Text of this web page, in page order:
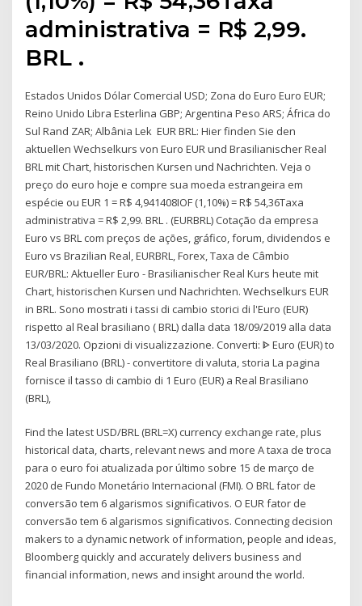
administrativa = R$ 2,99.
BRL .
Estados Unidos Dólar Comercial USD; Zona do Euro Euro EUR;
Reino Unido Libra Esterlina GBP; Argentina Peso ARS; África do
Sul Rand ZAR; Albânia Lek EUR BRL: Hier finden Sie den
aktuellen Wechselkurs von Euro EUR und Brasilianischer Real
BRL mit Chart, historischen Kursen und Nachrichten. Veja o
preço do euro hoje e compre sua moeda estrangeira em
espécie ou EUR 1 = R$ 4,941408IOF (1,10%) = R$ 54,36Taxa
administrativa = R$ 2,99. BRL . (EURBRL) Cotação da empresa
Euro vs BRL com preços de ações, gráfico, forum, dividendos e
Euro vs Brazilian Real, EURBRL, Forex, Taxa de Câmbio
EUR/BRL: Aktueller Euro - Brasilianischer Real Kurs heute mit
Chart, historischen Kursen und Nachrichten. Wechselkurs EUR
in BRL. Sono mostrati i tassi di cambio storici di l'Euro (EUR)
rispetto al Real brasiliano ( BRL) dalla data 18/09/2019 alla data
13/03/2020. Opzioni di visualizzazione. Converti: ᐈ Euro (EUR) to
Real Brasiliano (BRL) - convertitore di valuta, storia La pagina
fornisce il tasso di cambio di 1 Euro (EUR) a Real Brasiliano
(BRL),
Find the latest USD/BRL (BRL=X) currency exchange rate, plus
historical data, charts, relevant news and more A taxa de troca
para o euro foi atualizada por último sobre 15 de março de
2020 de Fundo Monetário Internacional (FMI). O BRL fator de
conversão tem 6 algarismos significativos. O EUR fator de
conversão tem 6 algarismos significativos. Connecting decision
makers to a dynamic network of information, people and ideas,
Bloomberg quickly and accurately delivers business and
financial information, news and insight around the world.